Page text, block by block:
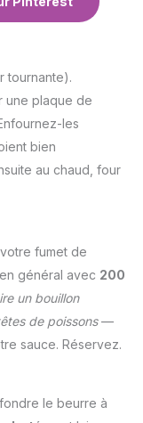
tournante).
une plaque de
les
bien
au chaud, four
fumet de
général avec 200
un bouillon
de poissons—
sauce. Réservez.
le beurre à